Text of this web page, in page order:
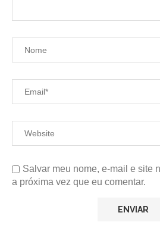
Salvar meu nome, e-mail e site
a próxima vez que eu comentar.